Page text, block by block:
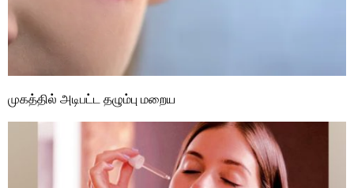
முகத்தில் அடிபட்ட தழும்பு மறைய